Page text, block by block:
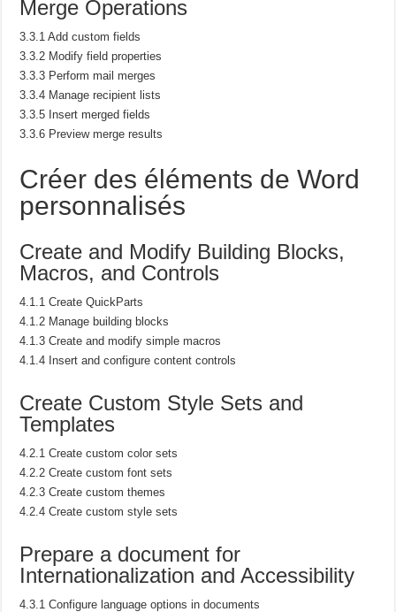
Merge Operations
3.3.1 Add custom fields
3.3.2 Modify field properties
3.3.3 Perform mail merges
3.3.4 Manage recipient lists
3.3.5 Insert merged fields
3.3.6 Preview merge results
Créer des éléments de Word
personnalisés
Create and Modify Building Blocks,
Macros, and Controls
4.1.1 Create QuickParts
4.1.2 Manage building blocks
4.1.3 Create and modify simple macros
4.1.4 Insert and configure content controls
Create Custom Style Sets and
Templates
4.2.1 Create custom color sets
4.2.2 Create custom font sets
4.2.3 Create custom themes
4.2.4 Create custom style sets
Prepare a document for
Internationalization and Accessibility
4.3.1 Configure language options in documents